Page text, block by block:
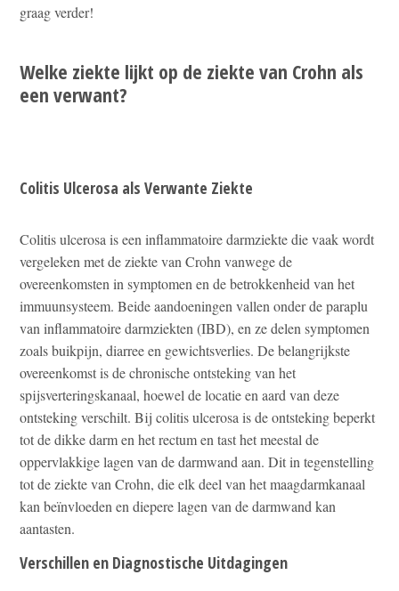
graag verder!
Welke ziekte lijkt op de ziekte van Crohn als
een verwant?
Colitis Ulcerosa als Verwante Ziekte
Colitis ulcerosa is een inflammatoire darmziekte die vaak wordt
vergeleken met de ziekte van Crohn vanwege de
overeenkomsten in symptomen en de betrokkenheid van het
immuunsysteem. Beide aandoeningen vallen onder de paraplu
van inflammatoire darmziekten (IBD), en ze delen symptomen
zoals buikpijn, diarree en gewichtsverlies. De belangrijkste
overeenkomst is de chronische ontsteking van het
spijsverteringskanaal, hoewel de locatie en aard van deze
ontsteking verschilt. Bij colitis ulcerosa is de ontsteking beperkt
tot de dikke darm en het rectum en tast het meestal de
oppervlakkige lagen van de darmwand aan. Dit in tegenstelling
tot de ziekte van Crohn, die elk deel van het maagdarmkanaal
kan beïnvloeden en diepere lagen van de darmwand kan
aantasten.
Verschillen en Diagnostische Uitdagingen